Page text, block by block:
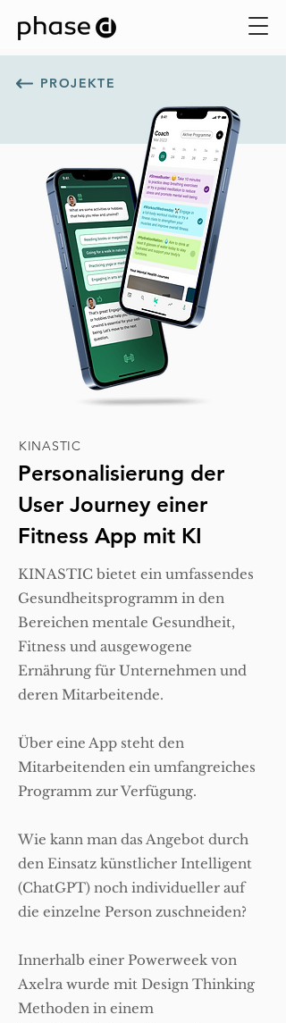
PROJEKTE
KINASTIC
Personalisierung der
User Journey einer
Fitness App mit KI
KINASTIC bietet ein umfassendes
Gesundheitsprogramm in den
Bereichen mentale Gesundheit,
Fitness und ausgewogene
Ernährung für Unternehmen und
deren Mitarbeitende.
Über eine App steht den
Mitarbeitenden ein umfangreiches
Programm zur Verfügung.
Wie kann man das Angebot durch
den Einsatz künstlicher Intelligent
(ChatGPT) noch individueller auf
die einzelne Person zuschneiden?
Innerhalb einer Powerweek von
Axelra wurde mit Design Thinking
Methoden in einem